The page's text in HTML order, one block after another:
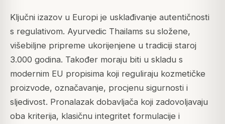
Ključni izazov u Europi je usklađivanje autentičnosti
s regulativom. Ayurvedic Thailams su složene,
višebiljne pripreme ukorijenjene u tradiciji staroj
3.000 godina. Također moraju biti u skladu s
modernim EU propisima koji reguliraju kozmetičke
proizvode, označavanje, procjenu sigurnosti i
sljedivost. Pronalazak dobavljača koji zadovoljavaju
oba kriterija, klasičnu integritet formulacije i